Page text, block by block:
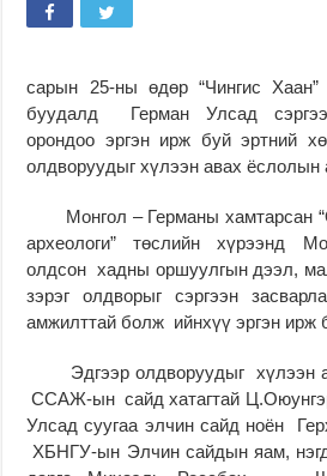
сарын 25-ны өдөр “Чингис
буудалд Герман Улсад
орондоо эргэн ирж буй эртний
олдворуудыг хүлээн авах ёслолын
Монгол – Германы хамтарсан
археологи” төслийн хүрээнд
олдсон хадны оршуулгын дээл,
зэрэг олдворыг сэргээн
амжилттай болж ийнхүү эргэн ирж
Эдгээр олдворуудыг хүлээн
ССАЖ-ын сайд хатагтай
Улсад суугаа элчин сайд ноён
ХБНГУ-ын Элчин сайдын яам,